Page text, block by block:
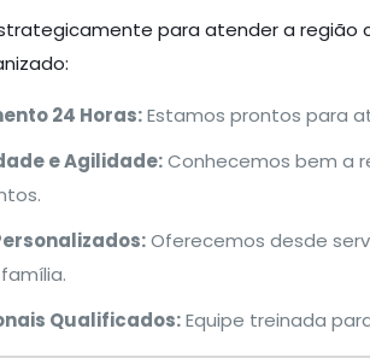
para atender a região
24 Horas:Estamos prontos para
e Agilidade:Conhecemos bem a
Oferecemos desde
Qualificados:Equipe treinada